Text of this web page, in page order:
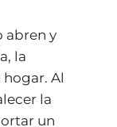
abren y
la
Al
la
un